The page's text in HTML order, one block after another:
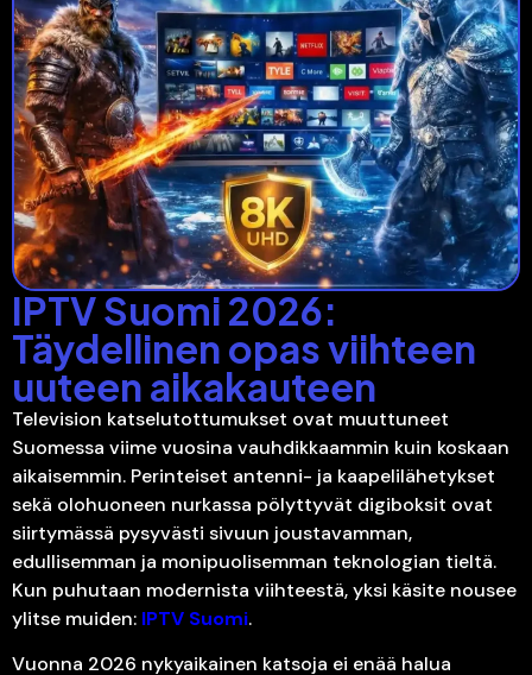
IPTV Suomi 2026:
Täydellinen opas viihteen
uuteen aikakauteen
Television katselutottumukset ovat muuttuneet
Suomessa viime vuosina vauhdikkaammin kuin koskaan
aikaisemmin. Perinteiset antenni- ja kaapelilähetykset
sekä olohuoneen nurkassa pölyttyvät digiboksit ovat
siirtymässä pysyvästi sivuun joustavamman,
edullisemman ja monipuolisemman teknologian tieltä.
Kun puhutaan modernista viihteestä, yksi käsite nousee
ylitse muiden: IPTV Suomi.
Vuonna 2026 nykyaikainen katsoja ei enää halua